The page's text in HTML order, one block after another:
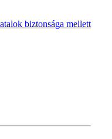
biztonsága mellett